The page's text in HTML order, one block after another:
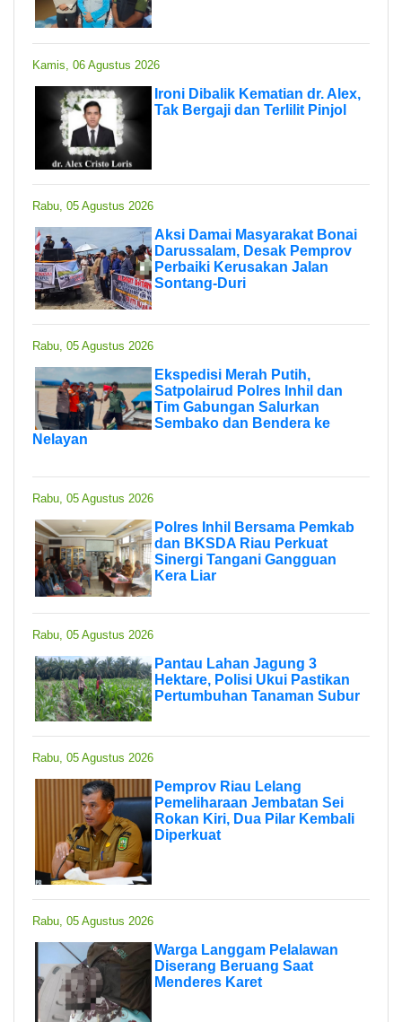
Kamis, 06 Agustus 2026
Ironi Dibalik Kematian dr. Alex,
Tak Bergaji dan Terlilit Pinjol
Rabu, 05 Agustus 2026
Aksi Damai Masyarakat Bonai
Darussalam, Desak Pemprov
Perbaiki Kerusakan Jalan
Sontang-Duri
Rabu, 05 Agustus 2026
Ekspedisi Merah Putih,
Satpolairud Polres Inhil dan
Tim Gabungan Salurkan
Sembako dan Bendera ke
Nelayan
Rabu, 05 Agustus 2026
Polres Inhil Bersama Pemkab
dan BKSDA Riau Perkuat
Sinergi Tangani Gangguan
Kera Liar
Rabu, 05 Agustus 2026
Pantau Lahan Jagung 3
Hektare, Polisi Ukui Pastikan
Pertumbuhan Tanaman Subur
Rabu, 05 Agustus 2026
Pemprov Riau Lelang
Pemeliharaan Jembatan Sei
Rokan Kiri, Dua Pilar Kembali
Diperkuat
Rabu, 05 Agustus 2026
Warga Langgam Pelalawan
Diserang Beruang Saat
Menderes Karet